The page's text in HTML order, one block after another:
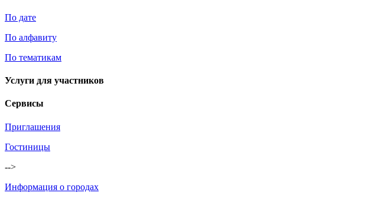
По дате
По алфавиту
По тематикам
Услуги для участников
Сервисы
Приглашения
Гостиницы
-->
Информация о городах